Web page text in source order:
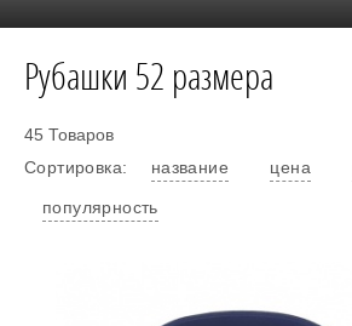
Рубашки 52 размера
Сортировка: название цена
популярность
45 Товаров